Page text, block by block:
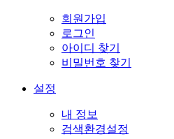
회원가입
로그인
아이디 찾기
비밀번호 찾기
설정
내 정보
검색환경설정